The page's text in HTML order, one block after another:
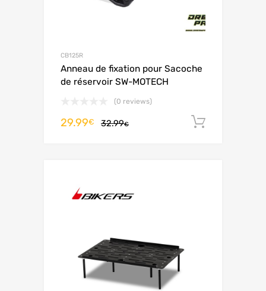
CB125R
Anneau de fixation pour Sacoche
de réservoir SW-MOTECH
(0 reviews)
32.99€
29.99€